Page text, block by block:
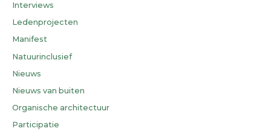
Interviews
Ledenprojecten
Manifest
Natuurinclusief
Nieuws
Nieuws van buiten
Organische architectuur
Participatie